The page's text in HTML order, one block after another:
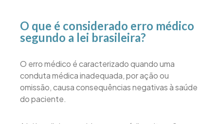
O que é considerado erro médico
segundo a lei brasileira?
O erro médico é caracterizado quando uma
conduta médica inadequada, por ação ou
omissão, causa consequências negativas à saúde
do paciente.